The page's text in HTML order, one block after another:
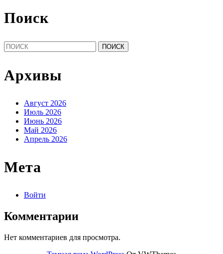
Поиск
Найти:
Архивы
Август 2026
Июль 2026
Июнь 2026
Май 2026
Апрель 2026
Мета
Войти
Комментарии
Нет комментариев для просмотра.